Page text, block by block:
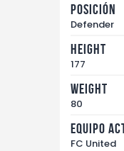
Posición
Defender
Height
177
Weight
80
equipo
FC United